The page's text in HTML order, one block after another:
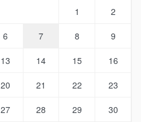
1
2
6 7 8 9
13 14 15 16
20 21 22 23
27 28 29 30